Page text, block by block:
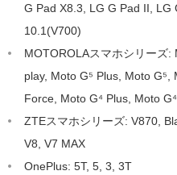
G Pad X8.3, LG G Pad II, LG
10.1(V700)
MOTOROLAスマホシリーズ
play, Moto G⁵ Plus, Moto
Force, Moto G⁴ Plus, Moto G⁴
ZTEスマホシリーズ: V870,
V8, V7 MAX
OnePlus: 5T, 5, 3, 3T